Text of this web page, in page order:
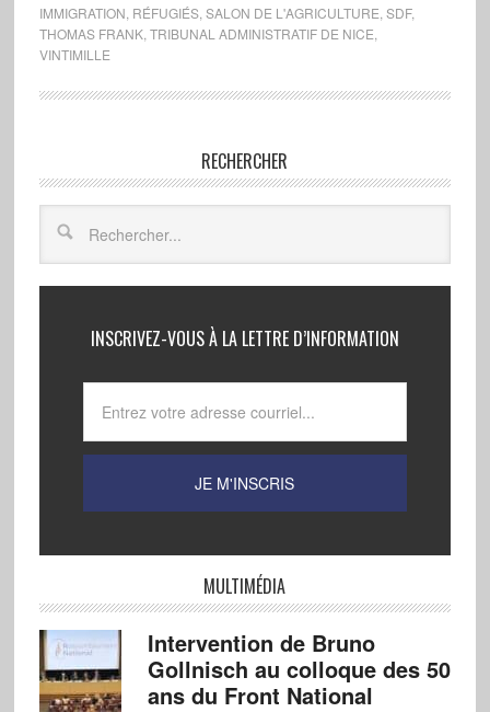
IMMIGRATION RÉFUGIÉS, SALON DE L'AGRICULTURE SDF,
THOMAS FRANK, TRIBUNAL ADMINISTRATIF DE NICE
VINTIMILLE
RECHERCHER
INSCRIVEZ-VOUS À LA LETTRE D’INFORMATION
MULTIMÉDIA
Intervention de Bruno
Gollnisch au colloque des 50
ans du Front National